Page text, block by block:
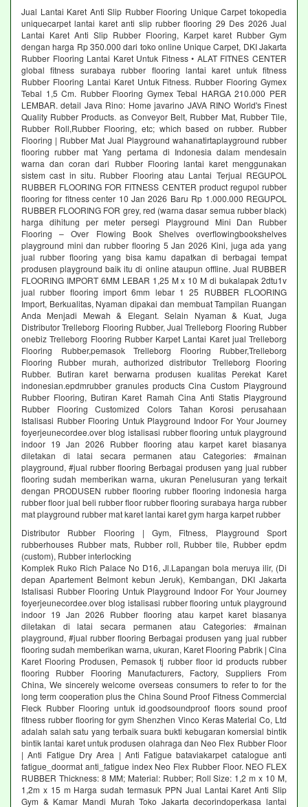
Jual Lantai Karet Anti Slip Rubber Flooring Unique Carpet tokopedia
uniquecarpet lantai karet anti slip rubber flooring 29 Des 2026 Jual
Lantai Karet Anti Slip Rubber Flooring, Karpet karet Rubber Gym
dengan harga Rp 350.000 dari toko online Unique Carpet, DKI Jakarta
Rubber Flooring Lantai Karet Untuk Fitness • ALAT FITNES CENTER
global fitness surabaya rubber flooring lantai karet untuk fitness
Rubber Flooring Lantai Karet Untuk Fitness. Rubber Flooring Gymex
Tebal 1,5 Cm. Rubber Flooring Gymex Tebal HARGA 210.000 PER
LEMBAR. detail Java Rino: Home javarino JAVA RINO World's Finest
Quality Rubber Products. as Conveyor Belt, Rubber Mat, Rubber Tile,
Rubber Roll,Rubber Flooring, etc; which based on rubber. Rubber
Flooring | Rubber Mat Jual Playground wahanatirtaplayground rubber
flooring rubber mat Yang pertama di Indonesia dalam mendesain
warna dan coran dari Rubber Flooring lantai karet menggunakan
sistem cast in situ. Rubber Flooring atau Lantai Terjual REGUPOL
RUBBER FLOORING FOR FITNESS CENTER product regupol rubber
flooring for fitness center 10 Jan 2026 Baru Rp 1.000.000 REGUPOL
RUBBER FLOORING FOR grey, red (warna dasar semua rubber black)
harga dihitung per meter persegi Playground Mini Dan Rubber
Flooring – Over Flowing Book Shelves overflowingbookshelves
playground mini dan rubber flooring 5 Jan 2026 Kini, juga ada yang
jual rubber flooring yang bisa kamu dapatkan di berbagai tempat
produsen playground baik itu di online ataupun offline. Jual RUBBER
FLOORING IMPORT 6MM LEBAR 1,25 M x 10 M di bukalapak 2dtu1v
jual rubber flooring import 6mm lebar 1 25 RUBBER FLOORING
Import, Berkualitas, Nyaman dipakai dan membuat Tampilan Ruangan
Anda Menjadi Mewah & Elegant. Selain Nyaman & Kuat, Juga
Distributor Trelleborg Flooring Rubber, Jual Trelleborg Flooring Rubber
onebiz Trelleborg Flooring Rubber Karpet Lantai Karet jual Trelleborg
Flooring Rubber,pemasok Trelleborg Flooring Rubber,Trelleborg
Flooring Rubber murah, authorized distributor Trelleborg Flooring
Rubber. Butiran karet berwarna produsen kualitas Perekat Karet
indonesian.epdmrubber granules products Cina Custom Playground
Rubber Flooring, Butiran Karet Ramah Cina Anti Statis Playground
Rubber Flooring Customized Colors Tahan Korosi perusahaan
Istalisasi Rubber Flooring Untuk Playground Indoor For Your Journey
foyerjeunecordee.over blog istalisasi rubber flooring untuk playground
indoor 19 Jan 2026 Rubber flooring atau karpet karet biasanya
diletakan di latai secara permanen atau Categories: #mainan
playground, #jual rubber flooring Berbagai produsen yang jual rubber
flooring sudah memberikan warna, ukuran Penelusuran yang terkait
dengan PRODUSEN rubber flooring rubber flooring indonesia harga
rubber floor jual beli rubber floor rubber flooring surabaya harga rubber
mat playground rubber mat karet lantai karet gym harga karpet rubber
Distributor Rubber Flooring | Gym, Fitness, Playground Sport
rubberhouses Rubber mats, Rubber roll, Rubber tile, Rubber epdm
(custom), Rubber interlocking
Komplek Ruko Rich Palace No D16, Jl.Lapangan bola meruya ilir, (Di
depan Apartement Belmont kebun Jeruk), Kembangan, DKI Jakarta
Istalisasi Rubber Flooring Untuk Playground Indoor For Your Journey
foyerjeunecordee.over blog istalisasi rubber flooring untuk playground
indoor 19 Jan 2026 Rubber flooring atau karpet karet biasanya
diletakan di latai secara permanen atau Categories: #mainan
playground, #jual rubber flooring Berbagai produsen yang jual rubber
flooring sudah memberikan warna, ukuran, Karet Flooring Pabrik | Cina
Karet Flooring Produsen, Pemasok tj rubber floor id products rubber
flooring Rubber Flooring Manufacturers, Factory, Suppliers From
China, We sincerely welcome overseas consumers to refer to for the
long term cooperation plus the China Sound Proof Fitness Commercial
Fleck Rubber Flooring untuk id.goodsoundproof floors sound proof
fitness rubber flooring for gym Shenzhen Vinco Keras Material Co, Ltd
adalah salah satu yang terbaik suara bukti kebugaran komersial bintik
bintik lantai karet untuk produsen olahraga dan Neo Flex Rubber Floor
| Anti Fatigue Dry Area | Anti Fatigue bataviakarpet catalogue anti
fatigue_doormat anti_fatigue index Neo Flex Rubber Floor. NEO FLEX
RUBBER Thickness: 8 MM; Material: Rubber; Roll Size: 1,2 m x 10 M,
1,2m x 15 m Harga sudah termasuk PPN Jual Lantai Karet Anti Slip
Gym & Kamar Mandi Murah Toko Jakarta decorindoperkasa lantai